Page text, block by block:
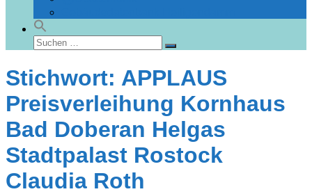
Suchen
nach:
Suchen
Stichwort: APPLAUS
Preisverleihung Kornhaus
Bad Doberan Helgas
Stadtpalast Rostock
Claudia Roth